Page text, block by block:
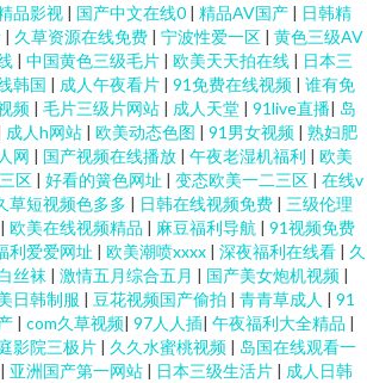
品影视 | 国产中文在线0 | 精品AV国产 | 日韩精
| 久草资源在线免费 | 宁波性爱一区 | 黄色三级AV
| 中国黄色三级毛片 | 欧美天天拍在线 | 日本三
韩国 | 成人午夜看片 | 91免费在线视频 | 谁有免
频 | 毛片三级片网站 | 成人天堂 | 91live直播| 岛
成人h网站 | 欧美动态色图 | 91男女视频 | 熟妇肥
网 | 国产视频在线播放 | 午夜老湿机福利 | 欧美
区 | 好看的簧色网址 | 变态欧美一二三区 | 在线v
草短视频色多多 | 日韩在线视频免费 | 三级伦理
| 欧美在线视频精品 | 麻豆福利导航 | 91视频免费
利爱爱网址 | 欧美潮喷xxxx | 深夜福利在线看 | 久
丝袜 | 激情五月综合五月 | 国产美女炮机视频 |
日韩制服 | 豆花视频国产偷拍 | 青青草成人 | 91
| com久草视频| 97人人插| 午夜福利大全精品 |
影院三极片 | 久久水蜜桃视频 | 岛国在线观看一
| 亚洲国产第一网站 | 日本三级生活片 | 成人日韩